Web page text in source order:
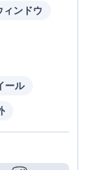
ィンドウ
ール